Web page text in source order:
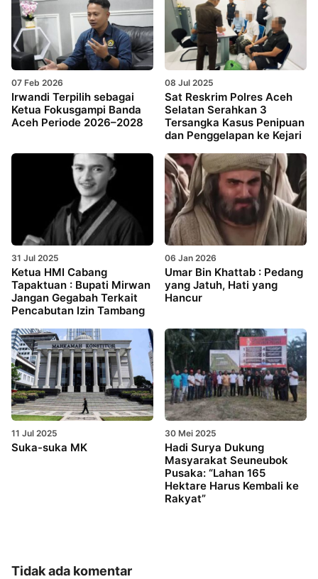
07 Feb 2026
Irwandi Terpilih sebagai
Ketua Fokusgampi Banda
Aceh Periode 2026–2028
08 Jul 2025
Sat Reskrim Polres Aceh
Selatan Serahkan 3
Tersangka Kasus Penipuan
dan Penggelapan ke Kejari
31 Jul 2025
Ketua HMI Cabang
Tapaktuan : Bupati Mirwan
Jangan Gegabah Terkait
Pencabutan Izin Tambang
06 Jan 2026
Umar Bin Khattab : Pedang
yang Jatuh, Hati yang
Hancur
11 Jul 2025
Suka-suka MK
30 Mei 2025
Hadi Surya Dukung
Masyarakat Seuneubok
Pusaka: “Lahan 165
Hektare Harus Kembali ke
Rakyat”
Tidak ada komentar